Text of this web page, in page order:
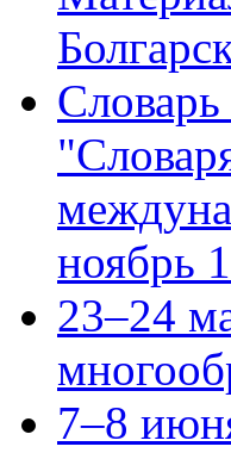
ноябрь
23–24
7–8